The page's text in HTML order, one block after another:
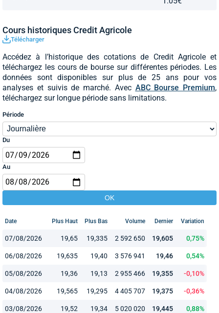
Cours historiques Credit Agricole
Télécharger
Accédez à l’historique des cotations de Credit Agricole et
téléchargez les cours de bourse sur différentes périodes. Les
données sont disponibles sur plus de 25 ans pour vos
analyses et suivis de marché. Avec ABC Bourse Premium,
téléchargez sur longue période sans limitations.
Période
Du
Au
Date Plus Haut Plus Bas Volume Dernier Variation
07/08/2026 19,65 19,335 2 592 650 19,605 0,75%
06/08/2026 19,635 19,40 3 576 941 19,46 0,54%
05/08/2026 19,36 19,13 2 955 466 19,355 -0,10%
04/08/2026 19,565 19,295 4 405 707 19,375 -0,36%
03/08/2026 19,52 19,34 5 020 020 19,445 0,88%